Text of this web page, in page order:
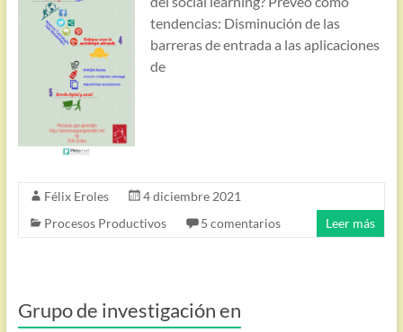
tendencias: Disminución de las
barreras de entrada a las aplicaciones
de
Félix Eroles
4 diciembre 2021
Procesos Productivos
5 comentarios Leer más
Grupo de investigación en